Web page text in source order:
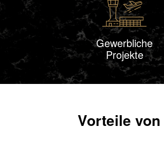
Gewerbliche
Projekte
Vorteile von